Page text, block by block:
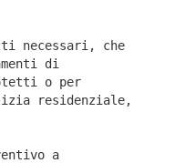
necessari, che
di
o per
residenziale,
a